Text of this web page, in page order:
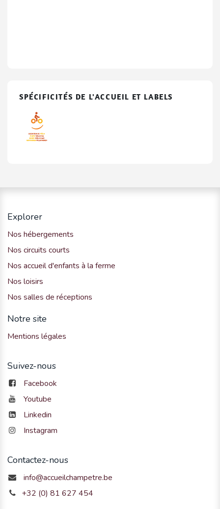
SPÉCIFICITÉS DE L'ACCUEIL ET LABELS
Explorer
Nos hébergements
Nos circuits courts
Nos accueil d'enfants à la ferme
Nos loisirs
Nos salles de réceptions
Notre site
Mentions légales
Suivez-nous
Facebook
Youtube
Linkedin
Instagram
Contactez-nous
info@accueilchampetre.be
+32 (0) 81 627 454